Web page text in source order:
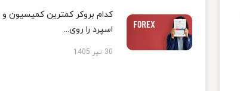
کدام بروکر کمترین کمیسیون و
اسپرد را روی...
30 تیر 1405